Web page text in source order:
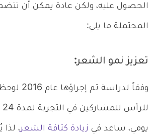
الحصول عليه، ولكن عادة يمكن أن
المحتملة ما يلي:
تعزيز نمو الشعر:
وفقاً
يومي، ساعد في زيادة كثافة الشعر،